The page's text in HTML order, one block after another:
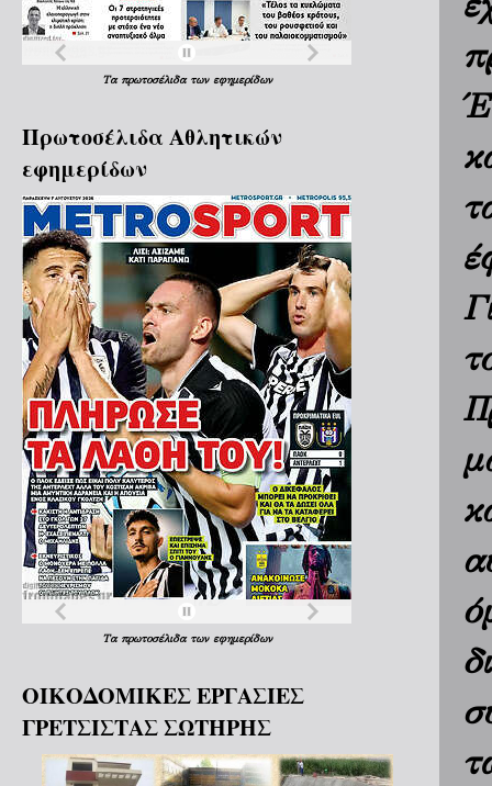
Τα πρωτοσέλιδα των εφημερίδων
Πρωτοσέλιδα Aθλητικών
εφημερίδων
Τα πρωτοσέλιδα των εφημερίδων
ΟΙΚΟΔΟΜΙΚΕΣ ΕΡΓΑΣΙΕΣ
ΓΡΕΤΣΙΣΤΑΣ ΣΩΤΗΡΗΣ